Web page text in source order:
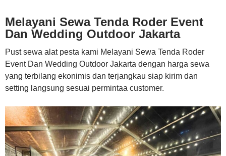
Melayani Sewa Tenda Roder Event
Dan Wedding Outdoor Jakarta
Pust sewa alat pesta kami Melayani Sewa Tenda Roder
Event Dan Wedding Outdoor Jakarta dengan harga sewa
yang terbilang ekonimis dan terjangkau siap kirim dan
setting langsung sesuai permintaa customer.